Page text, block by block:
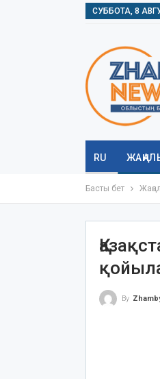
СУББОТА, 8
RU
Басты бет
By